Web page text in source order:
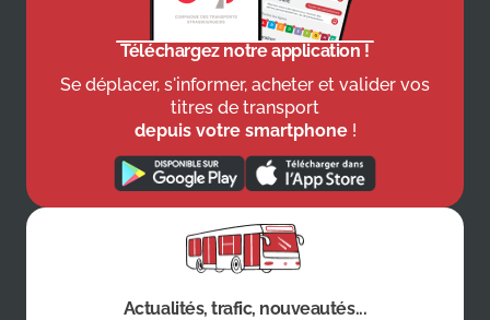
Téléchargez notre application !
Se déplacer, s'informer, acheter et valider vos
titres de transport
depuis votre smartphone !
Actualités, trafic, nouveautés...